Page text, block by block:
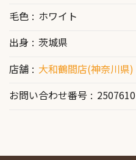
毛色
ホワイト
出身
茨城県
店舗
大和鶴間店(神奈川県)
お問い合わせ番号
2507610